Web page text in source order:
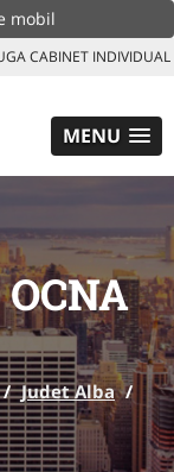
mobil
CABINET INDIVIDUAL
MENU
/ Judet Alba /